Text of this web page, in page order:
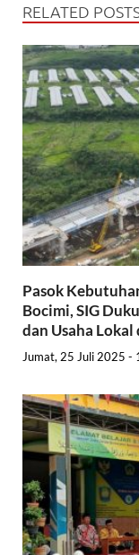
RELATED
Pasok
Bocimi, SIG
dan Usaha Lokal
Jumat, 25 Juli 2025 -